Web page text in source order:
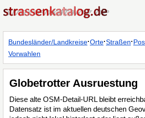
Bundesländer/Landkreise·Orte·Straßen·
Vorwahlen
Globetrotter Ausruestung
Diese alte OSM-Detail-URL bleibt
Datensatz ist im aktuellen deutschen